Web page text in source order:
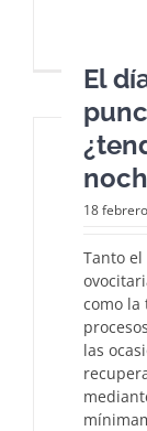
El
18
Tanto
como la
las